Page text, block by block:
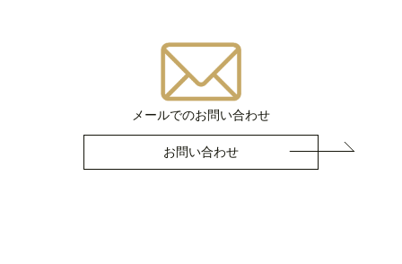
メールでのお問い合わせ
お問い合わせ